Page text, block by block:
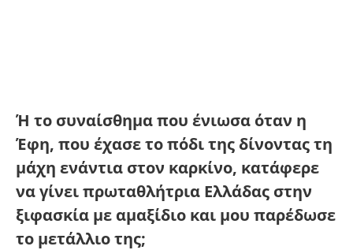
Ή το συναίσθημα που ένιωσα όταν η
Έφη, που έχασε το πόδι της δίνοντας τη
μάχη ενάντια στον καρκίνο, κατάφερε
να γίνει πρωταθλήτρια Ελλάδας στην
ξιφασκία με αμαξίδιο και μου παρέδωσε
το μετάλλιο της;